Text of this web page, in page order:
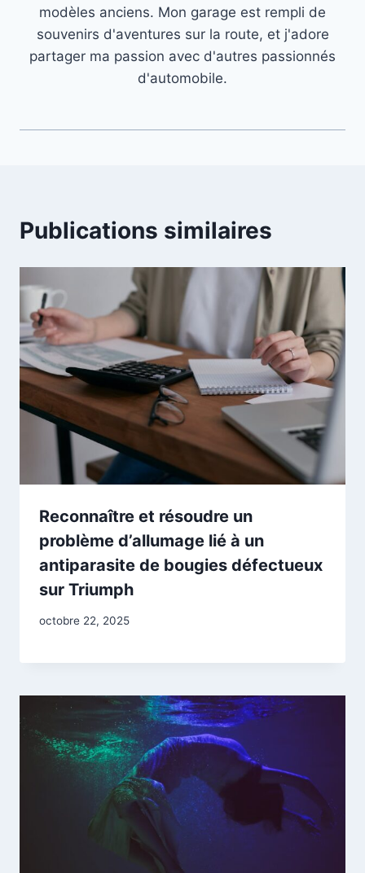
modèles anciens. Mon garage est rempli de
souvenirs d'aventures sur la route, et j'adore
partager ma passion avec d'autres passionnés
d'automobile.
Publications similaires
Reconnaître et résoudre un
problème d’allumage lié à un
antiparasite de bougies défectueux
sur Triumph
octobre 22, 2025